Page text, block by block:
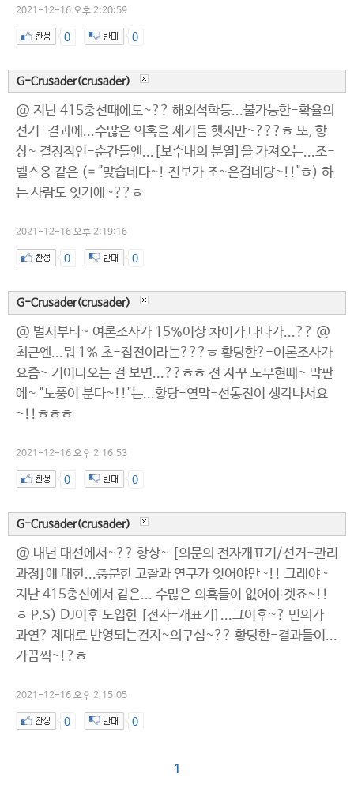
2021-12-16 오후 2:20:59
0 0
G-Crusader(crusader)
@ 지난 415총선때에도~?? 해외석학등...불가능한-확율의
선거-결과에...수많은 의혹을 제기들 햇지만~???ㅎ 또, 항
상~ 결정적인-순간들엔...[보수내의 분열]을 가져오는...조-
벨스옹 같은 (= "맞습네다~! 진보가 조~은겁네당~!!"ㅎ) 하
는 사람도 잇기에~??ㅎ
2021-12-16 오후 2:19:16
0 0
G-Crusader(crusader)
@ 벌서부터~ 여론조사가 15%이상 차이가 나다가...?? @
최근엔...뭐 1% 초-접전이라는???ㅎ 황당한?-여론조사가
요즘~ 기어나오는 걸 보면...??ㅎㅎ 전 자꾸 노무현때~ 막판
에~ "노풍이 분다~!!"는...황당-연막-선동전이 생각나서요
~!!ㅎㅎㅎ
2021-12-16 오후 2:16:53
0 0
G-Crusader(crusader)
@ 내년 대선에서~?? 항상~ [의문의 전자개표기/선거-관리
과정]에 대한...충분한 고찰과 연구가 잇어야만~!! 그래야~
지난 415총선에서 같은... 수많은 의혹들이 없어야 겟죠~!!
ㅎ P.S) DJ이후 도입한 [전자-개표기]...그이후~? 민의가
과연? 제대로 반영되는건지~의구심~?? 황당한-결과들이...
가끔씩~!?ㅎ
2021-12-16 오후 2:15:05
0 0
1